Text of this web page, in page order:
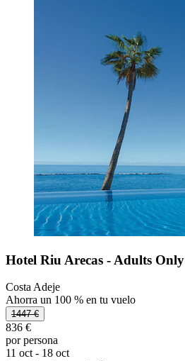
Hotel Riu Arecas - Adults Only
Costa Adeje
Ahorra un 100 % en tu vuelo
1447 €
836 €
por persona
11 oct - 18 oct